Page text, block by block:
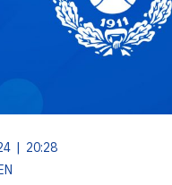
| 20:28